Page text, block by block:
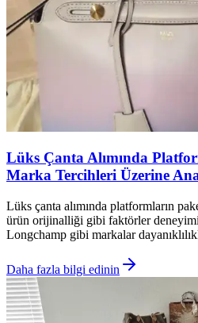
Lüks Çanta Alımında
Marka Tercihleri Üzerine
Lüks çanta alımında platformların
ürün orijinalliği gibi faktörler
Longchamp gibi markalar
Daha fazla bilgi edinin